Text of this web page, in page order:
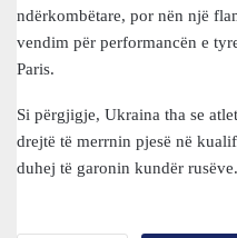
ndërkombëtare, por nën një
vendim për performancën e
Paris.
Si përgjigje, Ukraina tha se
drejtë të merrnin pjesë në
duhej të garonin kundër rusëve.